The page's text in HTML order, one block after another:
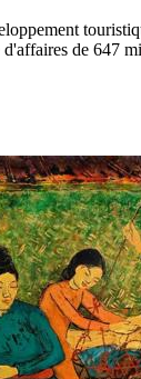
de 647